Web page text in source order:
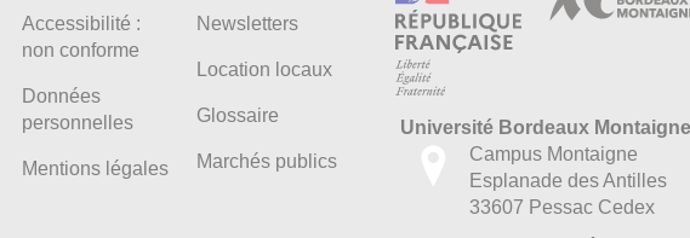
Accessibilité :
non conforme
Données
personnelles
Mentions légales
Newsletters
Location locaux
Glossaire
Marchés publics
Université Bordeaux Montaigne
Campus Montaigne
Esplanade des Antilles
33607 Pessac Cedex